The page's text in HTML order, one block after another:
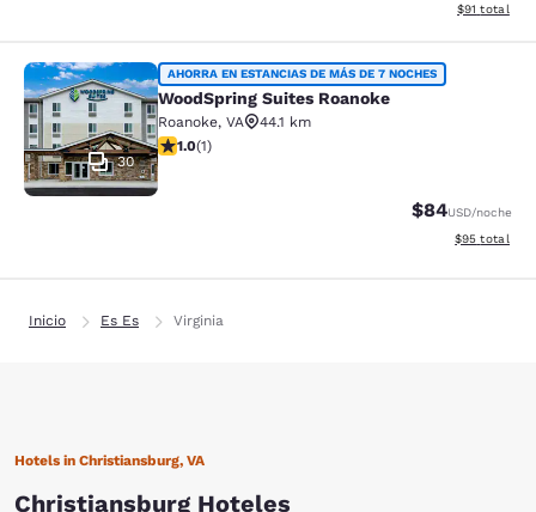
Ver detalles
$91 total
WoodSpring Suites Roanoke
30
AHORRA EN ESTANCIAS DE MÁS DE 7 NOCHES
WoodSpring Suites Roanoke
Roanoke, VA
44.1 km
Calificación de 1 estrella. Razonable. 1 reseña
1.0(1)
$84USD/noche
Ver detalles
$95 total
Inicio Es Es Virginia
Hotels in Christiansburg, VA
Christiansburg Hoteles